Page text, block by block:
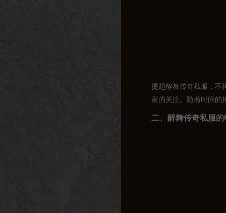
提起醉舞传奇私服，不
家的关注。随着时间的
二、醉舞传奇私服的